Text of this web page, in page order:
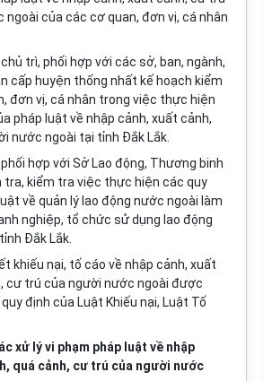
ngoài của các cơ quan, đơn vị, cá nhân
trì, phối hợp với các sở, ban, ngành,
cấp huyện thống nhất kế hoạch kiểm
đơn vị, cá nhân trong việc thực hiện
pháp luật về nhập cảnh, xuất cảnh,
nước ngoài tại tỉnh Đắk Lắk.
hợp với Sở Lao động, Thương binh
tra, kiểm tra việc thực hiện các quy
về quản lý lao động nước ngoài làm
nghiệp, tổ chức sử dụng lao động
Đắk Lắk.
khiếu nại, tố cáo về nhập cảnh, xuất
cư trú của người nước ngoài được
định của Luật Khiếu nại, Luật Tố
xử lý vi phạm pháp luật về nhập
quá cảnh, cư trú của người nước